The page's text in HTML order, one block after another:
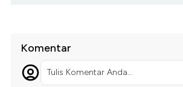
Komentar
Tulis Komentar Anda...